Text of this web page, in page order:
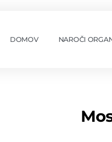
DOMOV NAROČI